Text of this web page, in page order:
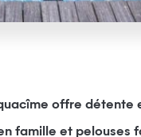
offre
famille et pelouses